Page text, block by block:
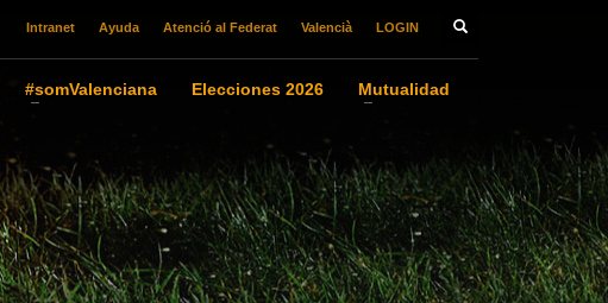
Intranet Ayuda Atenció al Federat Valencià LOGIN
#somValenciana Elecciones 2026
Mutualidad